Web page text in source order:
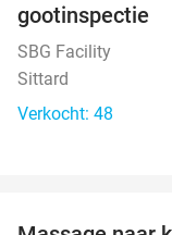
gootinspectie
SBG Facility
Sittard
Verkocht: 48